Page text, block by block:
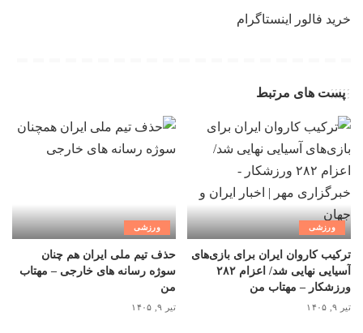
خرید فالور اینستاگرام
پست های مرتبط
ورزشی
ترکیب کاروان ایران برای بازی‌های
آسیایی نهایی شد/ اعزام ۲۸۲
ورزشکار – مهتاب من
تیر ۹, ۱۴۰۵
ورزشی
حذف تیم ملی ایران هم چنان
سوژه رسانه های خارجی – مهتاب
من
تیر ۹, ۱۴۰۵